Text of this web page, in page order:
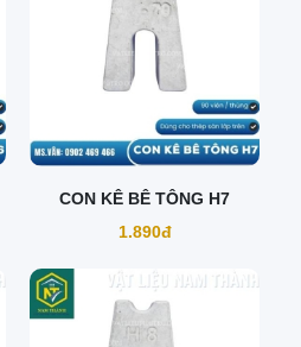
CON KÊ BÊ TÔNG H7
1.890đ